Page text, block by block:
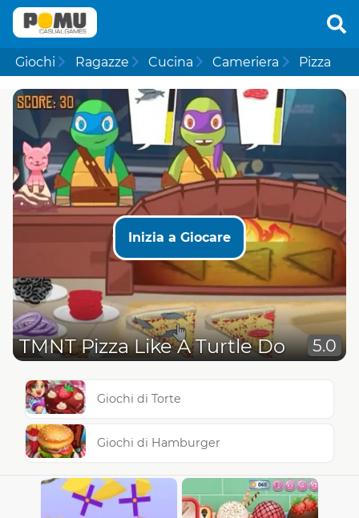
Giochi Ragazze Cucina Cameriera Pizza
Inizia a Giocare
TMNT Pizza Like A Turtle Do 5.0
Giochi di Torte
Giochi di Hamburger